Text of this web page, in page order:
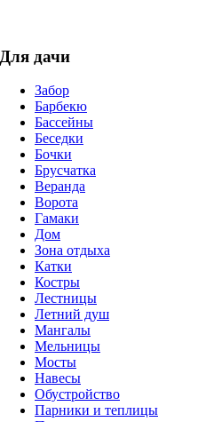
Для дачи
Забор
Барбекю
Бассейны
Беседки
Бочки
Брусчатка
Веранда
Ворота
Гамаки
Дом
Зона отдыха
Катки
Костры
Лестницы
Летний душ
Мангалы
Мельницы
Мосты
Навесы
Обустройство
Парники и теплицы